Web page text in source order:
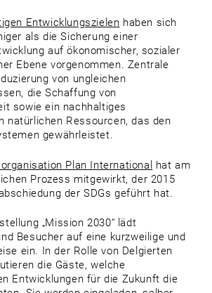
Entwicklungszielen haben sich
als die Sicherung einer
auf ökonomischer, sozialer
Ebene vorgenommen. Zentrale
von ungleichen
die Schaffung von
sowie ein nachhaltiges
natürlichen Ressourcen, das den
gewährleistet.
Plan International
hat am
Prozess mitgewirkt, der 2015
der SDGs geführt hat.
„Mission 2030“ lädt
Besucher auf eine kurzweilige und
ein. In der Rolle von Delgierten
die Gäste, welche
Entwicklungen für die Zukunft die